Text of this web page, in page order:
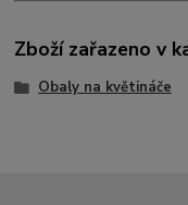
Zboží zařazeno v
Obaly na květináče